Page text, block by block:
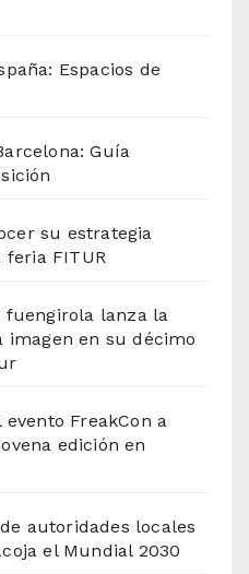
Espacios de
Guía
su estrategia
feria FITUR
fuengirola lanza la
imagen en su décimo
FreakCon a
edición en
autoridades locales
el Mundial 2030